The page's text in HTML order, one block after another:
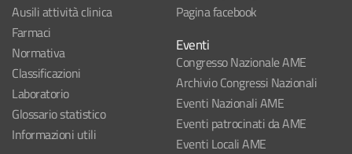
Ausili attività clinica
Farmaci
Normativa
Classificazioni
Laboratorio
Glossario statistico
Informazioni utili
Pagina facebook
Eventi
Congresso Nazionale AME
Archivio Congressi Nazionali
Eventi Nazionali AME
Eventi patrocinati da AME
Eventi Locali AME